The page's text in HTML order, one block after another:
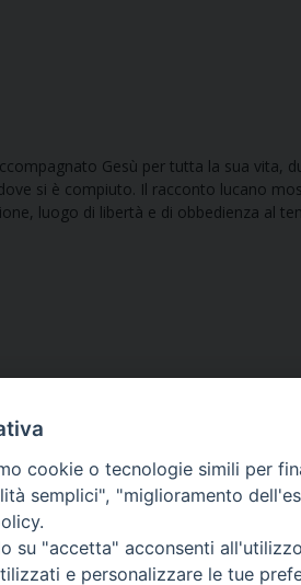
Gesù per tutta la sua
si è compiuto. Il racconto lucano
luogo di libertà e di obbedienza al
cookie o tecnologie simili per
semplici", "miglioramento
su "accetta" acconsenti
e personalizzare le tue